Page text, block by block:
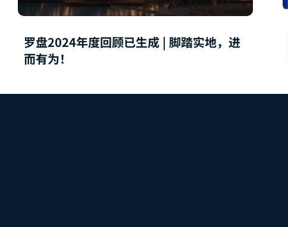
罗盘2024年度回顾已生成 | 脚踏实地，进
而有为！